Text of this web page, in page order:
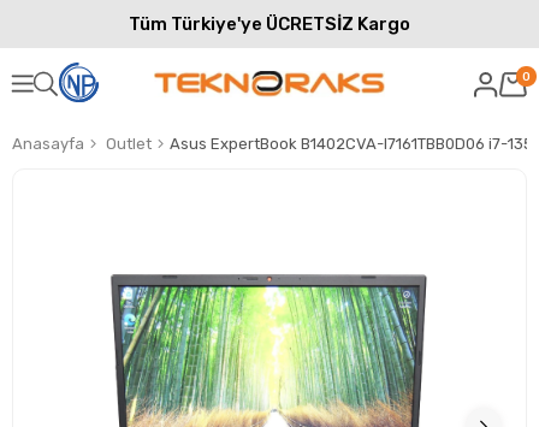
Tüm Türkiye'ye ÜCRETSİZ Kargo
0
Anasayfa Outlet